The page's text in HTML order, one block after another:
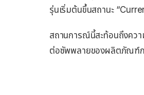
รุ่นเริ่มต้นขึ้นสถานะ
สถานการณ์นี้สะท้อนถึงควา
ต่อซัพพลายของผลิตภัณฑ์